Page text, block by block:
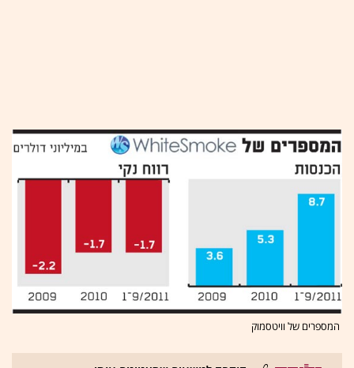
המספרים של וויטסמוק